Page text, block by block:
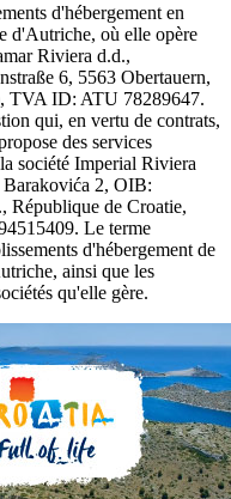
d'hébergement en
d'Autriche, où elle opère
Riviera d.d.,
6, 5563 Obertauern,
TVA ID: ATU 78289647.
qui, en vertu de contrats,
des services
société Imperial Riviera
Barakovića 2, OIB:
République de Croatie,
Le terme
d'hébergement de
ainsi que les
qu'elle gère.